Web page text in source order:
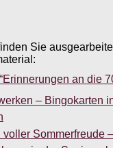
Sie
an die
– Bingokarten
Sommerfreude